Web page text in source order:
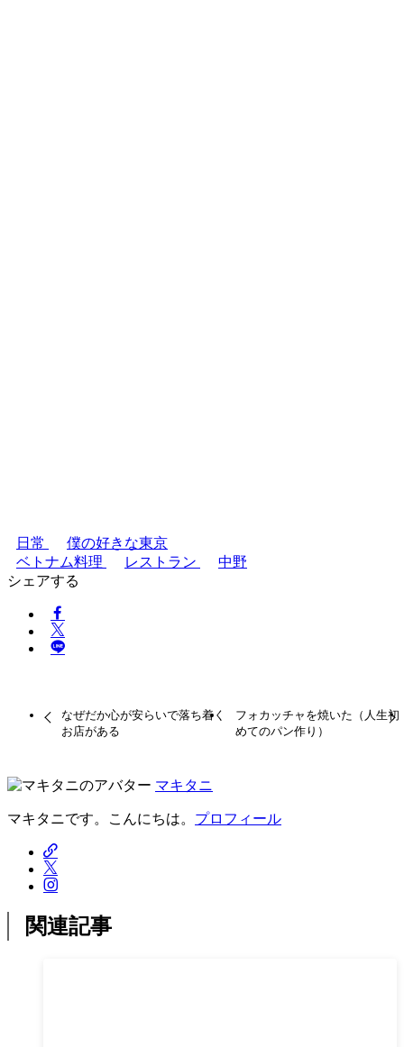
日常
僕の好きな東京
ベトナム料理
レストラン
中野
シェアする
なぜだか心が安らいで落ち着く
お店がある
フォカッチャを焼いた（人生初
めてのパン作り）
マキタニ
マキタニです。こんにちは。 プロフィール
関連記事